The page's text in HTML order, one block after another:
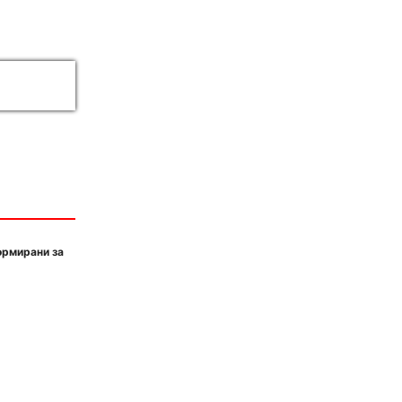
за